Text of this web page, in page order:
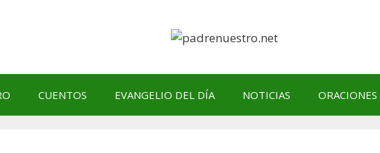
CUENTOS EVANGELIO DEL DÍA NOTICIAS ORACIONES